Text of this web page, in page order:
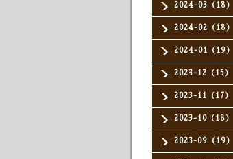
2024-03（18）
2024-02（18）
2024-01（19）
2023-12（15）
2023-11（17）
2023-10（18）
2023-09（19）